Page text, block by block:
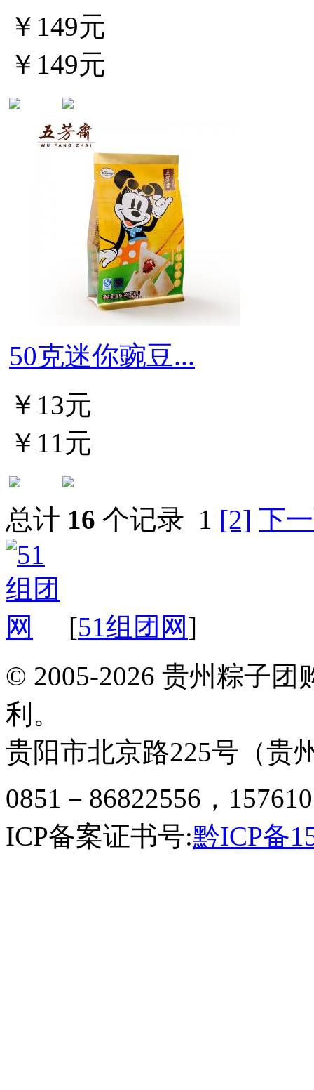
￥149元
￥149元
50克迷你豌豆...
￥13元
￥11元
总计 16 个记录 1 [2] 下
[51组团网]
© 2005-2026 贵州粽子
利。
贵阳市北京路225号（贵
0851－86822556，
ICP备案证书号:黔ICP备